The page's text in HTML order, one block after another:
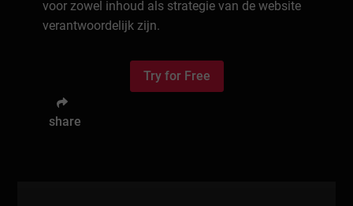
voor zowel inhoud als strategie van de website
verantwoordelijk zijn.
Try for Free
share